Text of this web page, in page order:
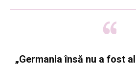
„Germania însă nu a fost